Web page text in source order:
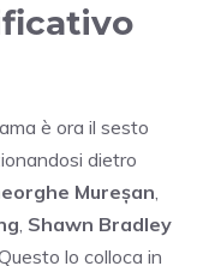
è ora il sesto
dietro
Mureșan
Shawn Bradley
lo colloca in